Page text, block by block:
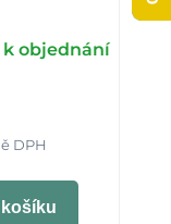
objednání
DPH